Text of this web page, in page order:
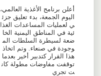
أعلن برنامج الأغذية العالمي،
اليوم الجمعة، بدء تعليق جزئ
ي لعمليات المساعدات الغذا
ئية في المناطق اليمنية الخا
ضعة لسيطرة السلطات الم
وجودة في صنعاء. وتم اتخاذ
هذا القرار كتدبير أخير بعدما
توقفت مفاوضات مطولة كان
ت تجري